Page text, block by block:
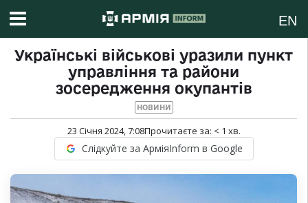
EN
Українські військові уразили пункт
управління та райони
зосередження окупантів
НОВИНИ
23 Січня 2024, 7:08Прочитаєте за: < 1 хв.
Слідкуйте за АрміяInform в Google